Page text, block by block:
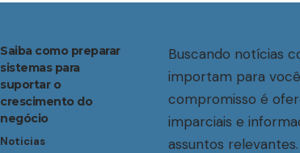
Saiba como preparar
sistemas para
suportar o
crescimento do
negócio
Noticias
Buscando notícias
importam para
compromisso é
imparciais e
assuntos relevantes.